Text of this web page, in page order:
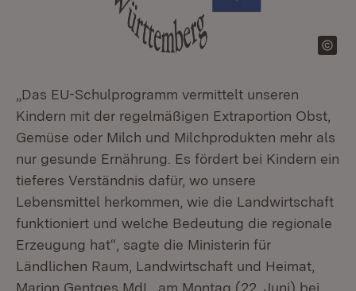
„Das EU-Schulprogramm vermittelt unseren
Kindern mit der regelmäßigen Extraportion Obst,
Gemüse oder Milch und Milchprodukten mehr als
nur gesunde Ernährung. Es fördert bei Kindern ein
tieferes Verständnis dafür, wo unsere
Lebensmittel herkommen, wie die Landwirtschaft
funktioniert und welche Bedeutung die regionale
Erzeugung hat“, sagte die Ministerin für
Ländlichen Raum, Landwirtschaft und Heimat,
Marion Gentges MdL, am Montag (22. Juni) bei